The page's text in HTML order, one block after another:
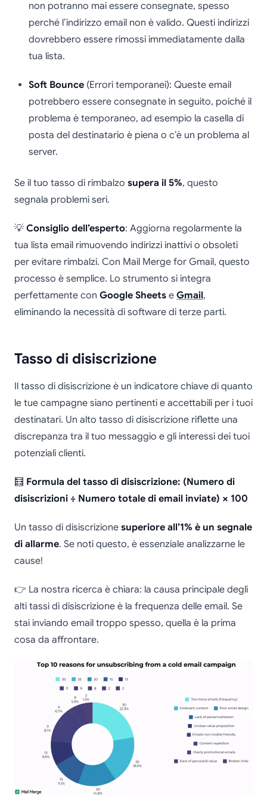
non potranno mai essere consegnate, spesso
perché l’indirizzo email non è valido. Questi indirizzi
dovrebbero essere rimossi immediatamente dalla
tua lista.
Soft Bounce (Errori temporanei): Queste email
potrebbero essere consegnate in seguito, poiché il
problema è temporaneo, ad esempio la casella di
posta del destinatario è piena o c’è un problema al
server.
Se il tuo tasso di rimbalzo supera il 5%, questo
segnala problemi seri.
💡 Consiglio dell’esperto: Aggiorna regolarmente la
tua lista email rimuovendo indirizzi inattivi o obsoleti
per evitare rimbalzi. Con Mail Merge for Gmail, questo
processo è semplice. Lo strumento si integra
perfettamente con Google Sheets e Gmail,
eliminando la necessità di software di terze parti.
Tasso di disiscrizione
Il tasso di disiscrizione è un indicatore chiave di quanto
le tue campagne siano pertinenti e accettabili per i tuoi
destinatari. Un alto tasso di disiscrizione riflette una
discrepanza tra il tuo messaggio e gli interessi dei tuoi
potenziali clienti.
🧮 Formula del tasso di disiscrizione: (Numero di
disiscrizioni ÷ Numero totale di email inviate) × 100
Un tasso di disiscrizione superiore all’1% è un segnale
di allarme. Se noti questo, è essenziale analizzarne le
cause!
👉 La nostra ricerca è chiara: la causa principale degli
alti tassi di disiscrizione è la frequenza delle email. Se
stai inviando email troppo spesso, quella è la prima
cosa da affrontare.